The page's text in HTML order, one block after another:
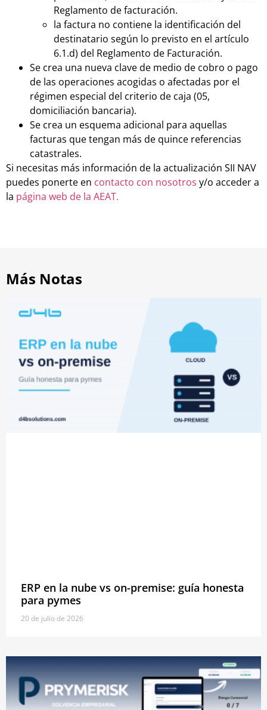
Reglamento de facturación.
la factura no contiene la identificación del
destinatario según lo previsto en el artículo
6.1.d) del Reglamento de Facturación.
Se crea una nueva clave de medio de cobro o pago
de las operaciones acogidas o afectadas por el
régimen especial del criterio de caja (05,
domiciliación bancaria).
Se crea un esquema adicional para aquellas
facturas que tengan más de quince referencias
catastrales.
Si necesitas más información de la actualización SII NAV
puedes ponerte en contacto con nosotros y/o acceder a
la página web de la AEAT.
Más Notas
ERP en la nube vs on-premise: guía honesta
para pymes
20 de julio de 2026